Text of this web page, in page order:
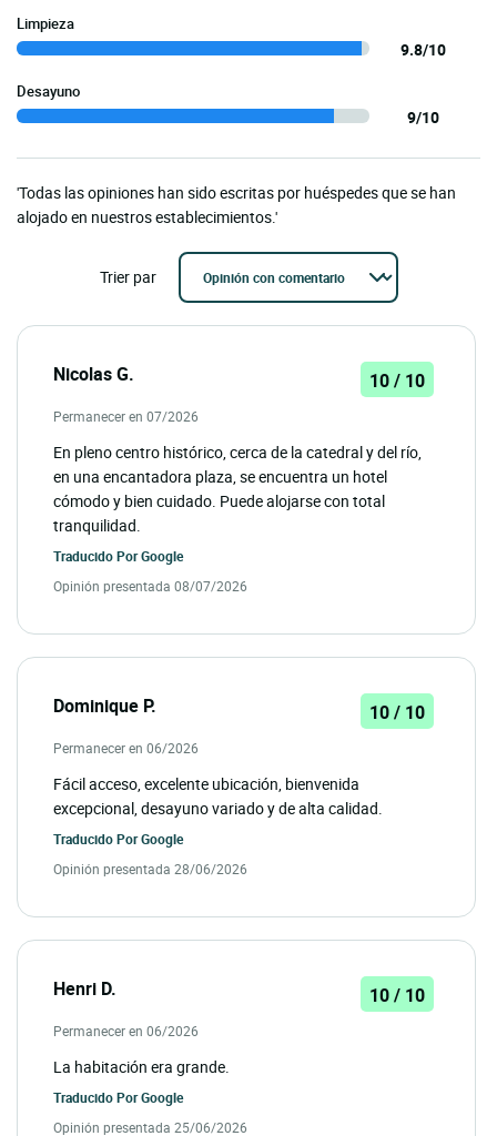
Limpieza
9.8/10
Desayuno
9/10
'Todas las opiniones han sido escritas por huéspedes que se han
alojado en nuestros establecimientos.'
Trier par
Nicolas G. 10 / 10
Permanecer en 07/2026
En pleno centro histórico, cerca de la catedral y del río,
en una encantadora plaza, se encuentra un hotel
cómodo y bien cuidado. Puede alojarse con total
tranquilidad.
Traducido PorGoogle
Opinión presentada 08/07/2026
Dominique P. 10 / 10
Permanecer en 06/2026
Fácil acceso, excelente ubicación, bienvenida
excepcional, desayuno variado y de alta calidad.
Traducido PorGoogle
Opinión presentada 28/06/2026
Henri D. 10 / 10
Permanecer en 06/2026
La habitación era grande.
Traducido PorGoogle
Opinión presentada 25/06/2026